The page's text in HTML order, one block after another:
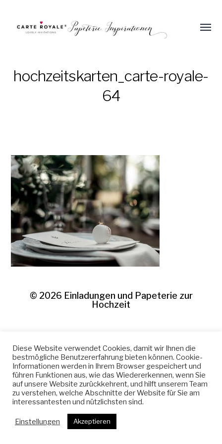
Papeterie
Menü
hochzeitskarten_carte-royale-
64
© 2026 Einladungen und Papeterie zur
Hochzeit
Diese Website verwendet Cookies, damit wir Ihnen die
bestmögliche Benutzererfahrung bieten können. Cookie-
Informationen werden in Ihrem Browser gespeichert und
führen Funktionen aus, wie das Wiedererkennen, wenn Sie
auf unsere Website zurückkehrent, und hilft unserem Team
zu verstehen, welche Abschnitte der Website für Sie am
interessantesten und nützlichsten sind.
Einstellungen Akzeptieren